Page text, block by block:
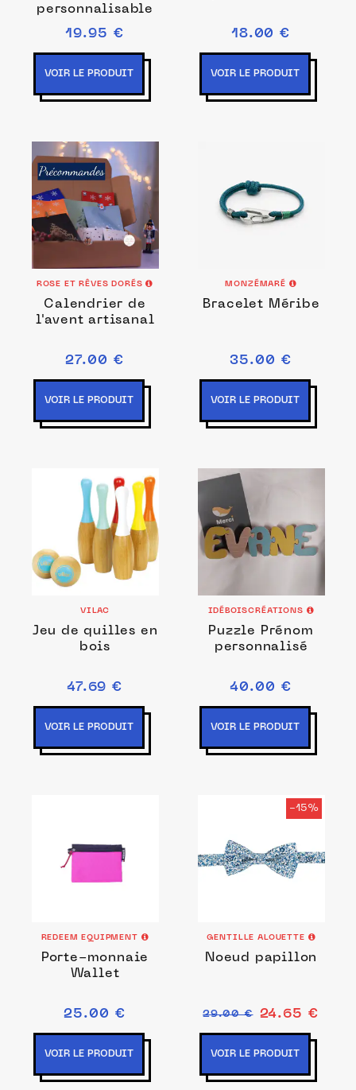
personnalisable
19.95 €
VOIR LE PRODUIT
18.00 €
VOIR LE PRODUIT
ROSE ET RÊVES DORÉS
Calendrier de
l'avent artisanal
27.00 €
VOIR LE PRODUIT
MONZÉMARÉ
Bracelet Méribe
35.00 €
VOIR LE PRODUIT
VILAC
Jeu de quilles en
bois
47.69 €
VOIR LE PRODUIT
IDÉBOISCRÉATIONS
Puzzle Prénom
personnalisé
40.00 €
VOIR LE PRODUIT
REDEEM EQUIPMENT
Porte-monnaie
Wallet
25.00 €
VOIR LE PRODUIT
-15%
GENTILLE ALOUETTE
Noeud papillon
29.00 € 24.65 €
VOIR LE PRODUIT